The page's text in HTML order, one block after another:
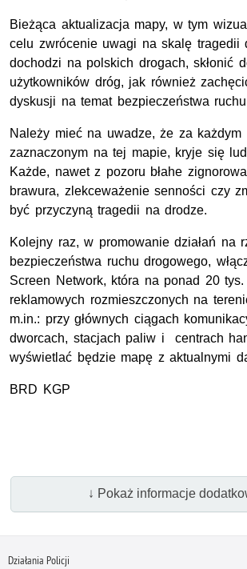
Bieżąca aktualizacja mapy, w tym
celu zwrócenie uwagi na skalę tragedii
dochodzi na polskich drogach, skłonić
użytkowników dróg, jak również
dyskusji na temat bezpieczeństwa
Należy mieć na uwadze, że za każdym
zaznaczonym na tej mapie, kryje się
Każde, nawet z pozoru błahe
brawura, zlekceważenie senności czy
być przyczyną tragedii na drodze.
Kolejny raz, w promowanie działań na
bezpieczeństwa ruchu drogowego,
Screen Network, która na ponad 20
reklamowych rozmieszczonych na
m.in.: przy głównych ciągach
dworcach, stacjach paliw i centrach
wyświetlać będzie mapę z aktualnymi
BRD KGP
↓ Pokaż informacje
Działania Policji